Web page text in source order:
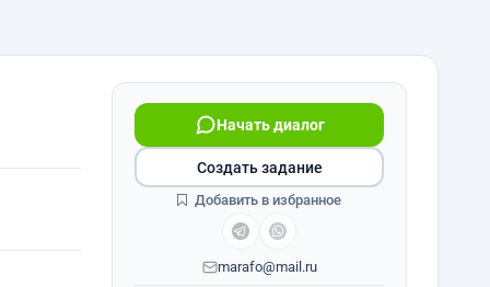
Начать диалог
marafo@mail.ru
Создать задание
Добавить в избранное